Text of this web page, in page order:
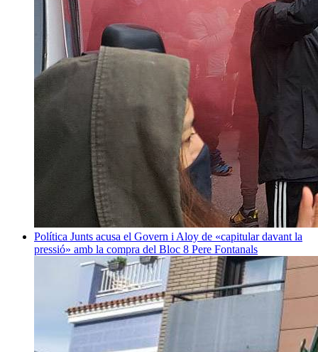
Política Junts acusa el Govern i Aloy de «capitular davant la
pressió» amb la compra del Bloc 8 Pere Fontanals